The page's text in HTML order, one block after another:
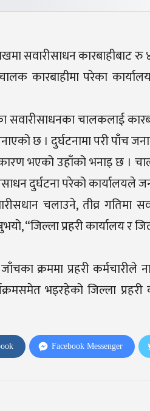
सवारीसाधन
कारबाहीमा परेका
चालकलाई
छ । दुर्घटनामा परी पाँच
कारण भएको उहाँको भनाइ छ
दुर्घटना परेको कार्यालयले
चलाउने, तीव्र गतिमा
“जिल्ला प्रहरी कार्यालय
क्रममा प्रहरी कर्मचारीले
भइरहेको जिल्ला प्रहरी
Facebook Messenger